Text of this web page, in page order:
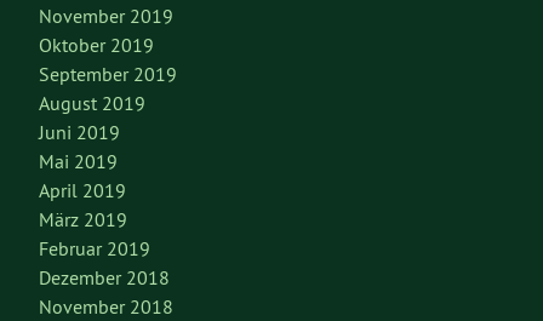
November 2019
Oktober 2019
September 2019
August 2019
Juni 2019
Mai 2019
April 2019
März 2019
Februar 2019
Dezember 2018
November 2018